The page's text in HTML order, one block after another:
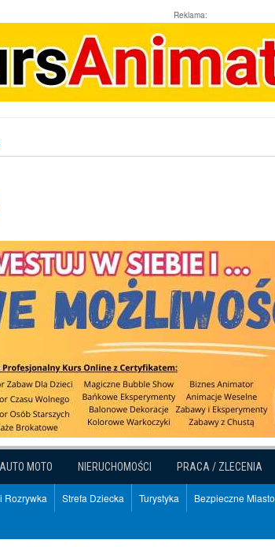
Reklama:
AUTO MOTO NIERUCHOMOŚCI PRACA / ZLECENIA
Rozrywka Strefa Dziecka Turystyka Bezpieczne Miasto